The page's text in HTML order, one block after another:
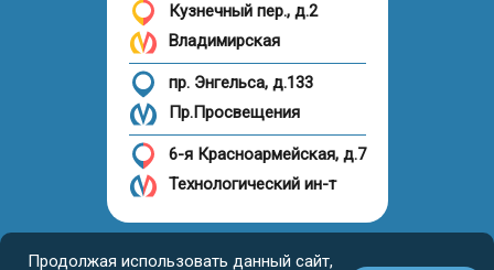
Продолжая использовать данный сайт,
Кузнечный пер., д.2
Владимирская
пр. Энгельса, д.133
Пр.Просвещения
6-я Красноармейская, д.7
Технологический ин-т
Налоговый вычет